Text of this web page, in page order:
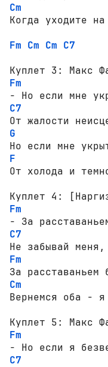
Cm
Когда уходите
Fm Cm Cm C7
Fm
C7
G
F
От холода и
Fm
C7
Fm
Cm
Вернемся оба -
Fm
C7